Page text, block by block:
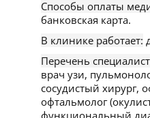
Способы оплаты
банковская карта.
В клинике работает:
Перечень
врач узи,
сосудистый хирург,
офтальмолог
функциональный